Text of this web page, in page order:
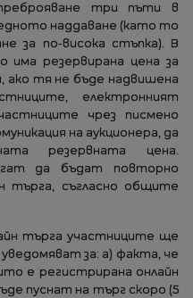
три пъти в
наддаване (като то
за по-висока стъпка). В
има резервирана цена за
ако тя не бъде надвишена
електронният
чрез писмено
на аукционера, да
резервната цена.
да бъдат повторно
търга, съгласно общите
търга участниците ще
за: а) факта, че
е регистрирана онлайн
пуснат на търг скоро (5